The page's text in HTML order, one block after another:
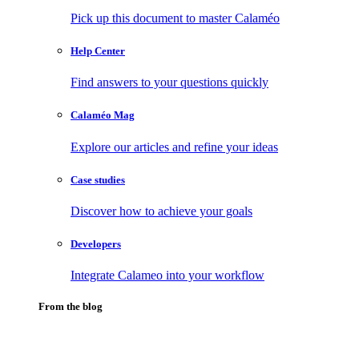
Pick up this document to master Calaméo
Help Center
Find answers to your questions quickly
Calaméo Mag
Explore our articles and refine your ideas
Case studies
Discover how to achieve your goals
Developers
Integrate Calameo into your workflow
From the blog